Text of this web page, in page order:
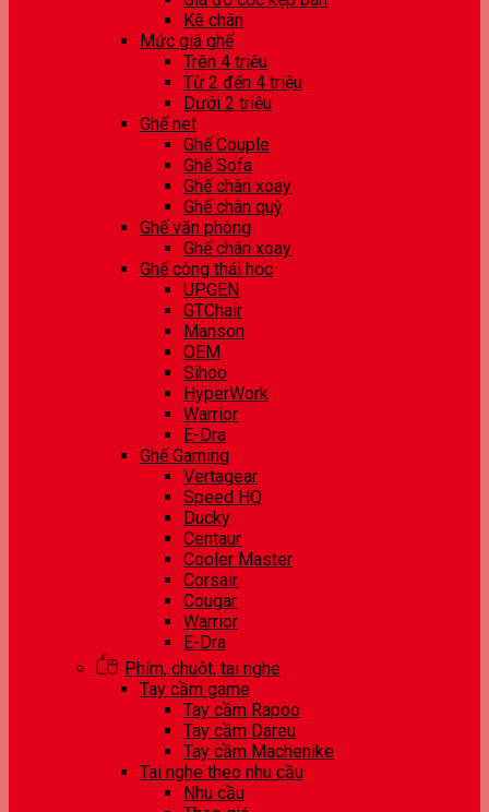
Kê chân
Mức giá ghế
Trên 4 triệu
Từ 2 đến 4 triệu
Dưới 2 triệu
Ghế net
Ghế Couple
Ghế Sofa
Ghế chân xoay
Ghế chân quỳ
Ghế văn phòng
Ghế chân xoay
Ghế công thái học
UPGEN
GTChair
Manson
OEM
Sihoo
HyperWork
Warrior
E-Dra
Ghế Gaming
Vertagear
Speed HQ
Ducky
Centaur
Cooler Master
Corsair
Cougar
Warrior
E-Dra
Phím, chuột, tai nghe
Tay cầm game
Tay cầm Rapoo
Tay cầm Dareu
Tay cầm Machenike
Tai nghe theo nhu cầu
Nhu cầu